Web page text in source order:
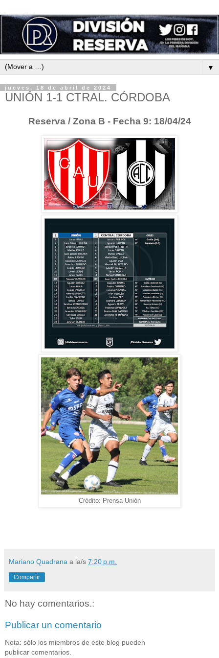
▼
jueves, 18 de abril de 2024
UNIÓN 1-1 CTRAL. CÓRDOBA
Reserva / Zona B - Fecha 9: 18/04/24
Crédito: Prensa Unión
Mariano Quadrana a la/s 7:20 p.m.
Compartir
No hay comentarios.:
Publicar un comentario
Nota: sólo los miembros de este blog pueden
publicar comentarios.